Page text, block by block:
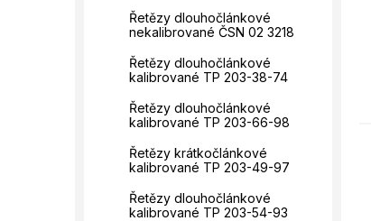
Řetězy dlouhočlánkové
nekalibrované ČSN 02 3218
Řetězy dlouhočlánkové
kalibrované TP 203-38-74
Řetězy dlouhočlánkové
kalibrované TP 203-66-98
Řetězy krátkočlánkové
kalibrované TP 203-49-97
Řetězy dlouhočlánkové
kalibrované TP 203-54-93